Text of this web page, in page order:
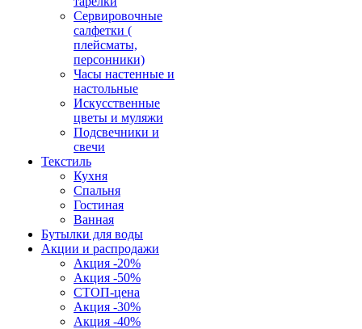
Сервировочные
салфетки (
плейсматы,
персонники)
Часы настенные и
настольные
Искусственные
цветы и муляжи
Подсвечники и
свечи
Текстиль
Кухня
Спальня
Гостиная
Ванная
Бутылки для воды
Акции и распродажи
Акция -20%
Акция -50%
СТОП-цена
Акция -30%
Акция -40%